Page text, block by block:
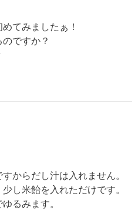
てみましたぁ！
ですか？
からだし汁は入れません。
し米飴を入れただけです。
るみます。